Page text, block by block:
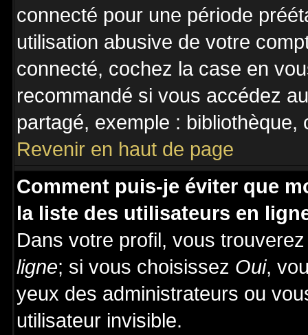
connecté pour une période
utilisation abusive de votre
connecté, cochez la case en
recommandé si vous accédez
partagé, exemple :
Revenir en haut de page
Comment puis-je éviter que
la liste des utilisateurs en
Dans votre profil, vous
ligne; si vous choisissez Oui,
yeux des administrateurs ou
utilisateur invisible.